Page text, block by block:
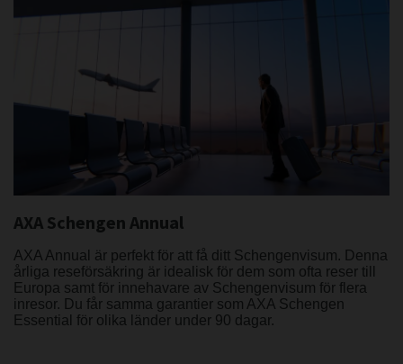
AXA Schengen Annual
AXA Annual är perfekt för att få ditt Schengenvisum. Denna
årliga reseförsäkring är idealisk för dem som ofta reser till
Europa samt för innehavare av Schengenvisum för flera
inresor. Du får samma garantier som AXA Schengen
Essential för olika länder under 90 dagar.